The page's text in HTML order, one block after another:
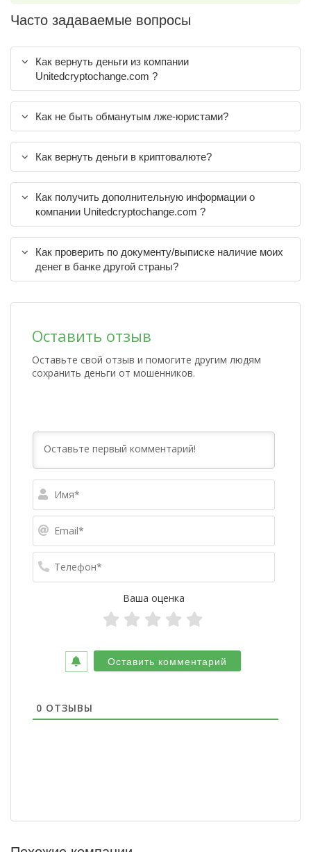
Часто задаваемые вопросы
Как вернуть деньги из компании
Unitedcryptochange.com ?
Как не быть обманутым лже-юристами?
Как вернуть деньги в криптовалюте?
Как получить дополнительную информации о
компании Unitedcryptochange.com ?
Как проверить по документу/выписке наличие моих
денег в банке другой страны?
Оставить отзыв
Оставьте свой отзыв и помогите другим людям
сохранить деньги от мошенников.
Ваша оценка
0 ОТЗЫВЫ